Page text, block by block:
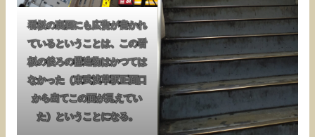
看板の裏面にも広告が書かれ
ているということは、この看
板の後ろの構造物はかつては
なかった（東武浅草駅正面口
から出てこの面が見えてい
た）ということになる。